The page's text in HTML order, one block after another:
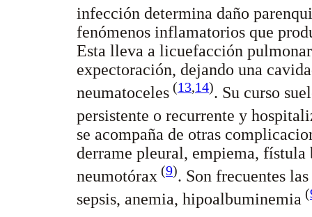
infección determina daño
fenómenos inflamatorios que
Esta lleva a licuefacción
expectoración, dejando una
neumatoceles (13,14). Su curso
persistente o recurrente y
se acompaña de otras
derrame pleural, empiema,
neumotórax (9). Son frecuentes
sepsis, anemia, hipoalbuminemia (